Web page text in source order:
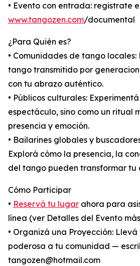
• Evento con entrada: registrate
www.tangozen.com/documental
¿Para Quién es?
• Comunidades de tango locales:
tango transmitido por
con tu abrazo auténtico.
• Públicos culturales:
espectáculo, sino como un ritual
presencia y emoción.
• Bailarines globales y
Explorá cómo la presencia, la
del tango pueden transformar tu
Cómo Participar
• Reservá tu lugar ahora para
línea (ver Detalles del Evento
• Organizá una Proyección:
poderosa a tu comunidad —
tangozen@hotmail.com